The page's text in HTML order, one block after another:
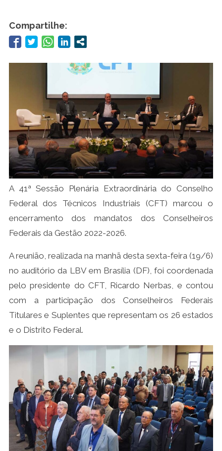
Compartilhe:
A 41ª Sessão Plenária Extraordinária do Conselho
Federal dos Técnicos Industriais (CFT) marcou o
encerramento dos mandatos dos Conselheiros
Federais da Gestão 2022-2026.
A reunião, realizada na manhã desta sexta-feira (19/6)
no auditório da LBV em Brasília (DF), foi coordenada
pelo presidente do CFT, Ricardo Nerbas, e contou
com a participação dos Conselheiros Federais
Titulares e Suplentes que representam os 26 estados
e o Distrito Federal.